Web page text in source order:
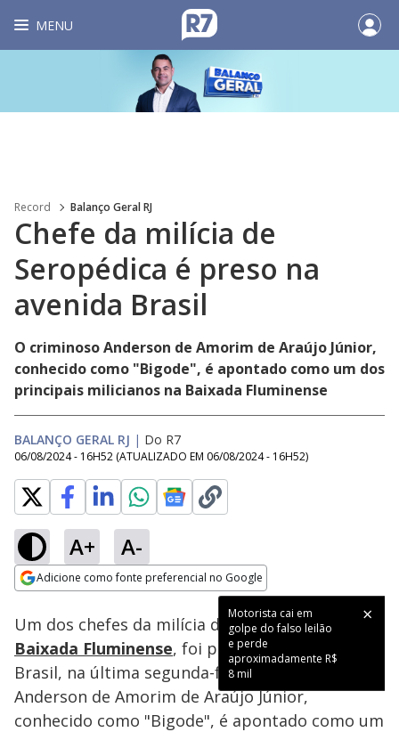
MENU
Record Balanço Geral RJ
Chefe da milícia de
Seropédica é preso na
avenida Brasil
O criminoso Anderson de Amorim de Araújo Júnior,
conhecido como "Bigode", é apontado como um dos
principais milicianos na Baixada Fluminense
BALANÇO GERAL RJ | Do R7
06/08/2024 - 16H52 (ATUALIZADO EM 06/08/2024 - 16H52)
A+ A-
Adicione como fonte preferencial no Google
Motorista cai em
golpe do falso leilão
e perde
aproximadamente R$
8 mil
Ativar
Loaded:
49.21%
Um dos chefes da milícia de Seropédica, na
Baixada Fluminense, foi preso na avenida
Brasil, na última segunda-feira (6). O criminoso
Anderson de Amorim de Araújo Júnior,
conhecido como "Bigode", é apontado como um